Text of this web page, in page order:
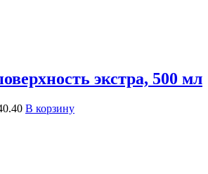
экстра, 500 мл
В корзину